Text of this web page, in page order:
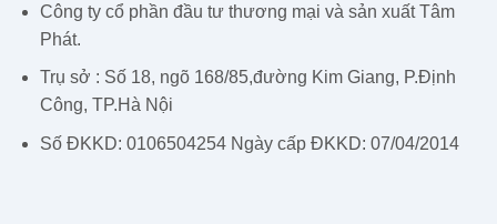
Công ty cổ phần đầu tư thương mại và sản xuất Tâm
Phát.
Trụ sở : Số 18, ngõ 168/85,đường Kim Giang, P.Định
Công, TP.Hà Nội
Số ĐKKD: 0106504254 Ngày cấp ĐKKD: 07/04/2014